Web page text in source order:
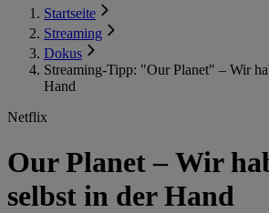
Startseite
Streaming
Dokus
Streaming-Tipp: "Our Planet" – Wir
Hand
Netflix
Our Planet – Wir
selbst in der Hand